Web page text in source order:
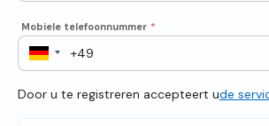
Mobiele telefoonnummer *
Door u te registreren accepteert ude